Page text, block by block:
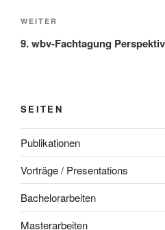
Nächster
Beitrag
WEITER
9. wbv-Fachtagung
SEITEN
Publikationen
Vorträge / Presentations
Bachelorarbeiten
Masterarbeiten